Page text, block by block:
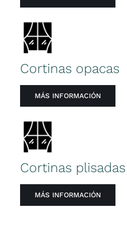
Cortinas opacas
MÁS INFORMACIÓN
Cortinas plisadas
MÁS INFORMACIÓN